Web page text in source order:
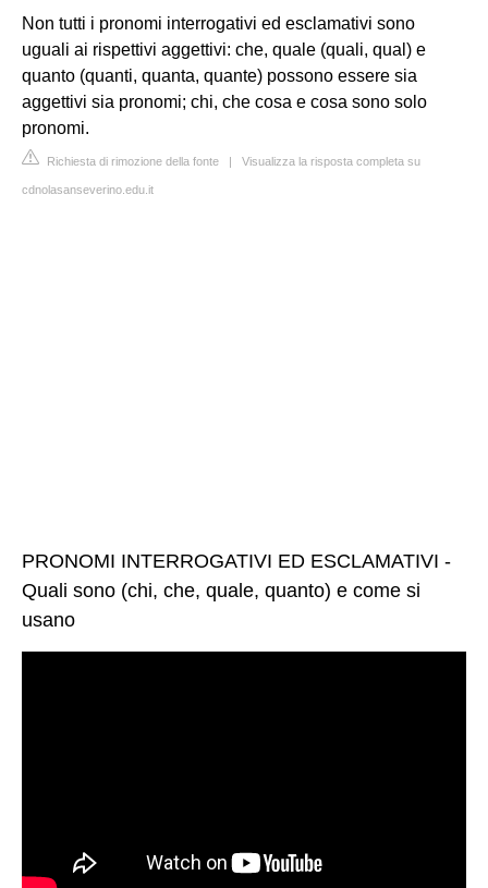
Non tutti i pronomi interrogativi ed esclamativi sono
uguali ai rispettivi aggettivi: che, quale (quali, qual) e
quanto (quanti, quanta, quante) possono essere sia
aggettivi sia pronomi; chi, che cosa e cosa sono solo
pronomi.
Richiesta di rimozione della fonte | Visualizza la risposta completa su
cdnolasanseverino.edu.it
PRONOMI INTERROGATIVI ED ESCLAMATIVI -
Quali sono (chi, che, quale, quanto) e come si
usano